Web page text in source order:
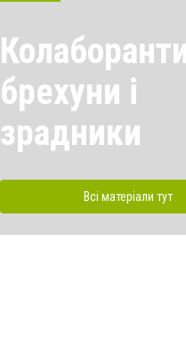
брехуни і
зрадники
Всі матеріали тут